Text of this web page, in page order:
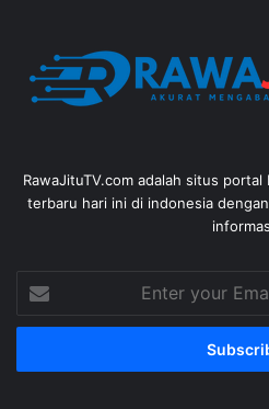
RawaJituTV.com adalah situs
terbaru hari ini di indonesia
your
Email